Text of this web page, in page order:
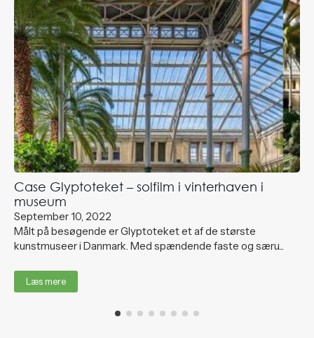
Case Glyptoteket – solfilm i vinterhaven i
museum
September 10, 2022
Målt på besøgende er Glyptoteket et af de største
kunstmuseer i Danmark. Med spændende faste og særu...
Læs mere